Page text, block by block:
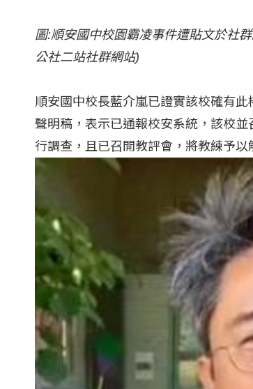
圖:順安國中校園霸凌事件遭貼文於社
公社二站社群網站)
順安國中校長藍介嵐已證實該校確有
聲明稿，表示已通報校安系統，該校
行調查，且已召開教評會，將教練予